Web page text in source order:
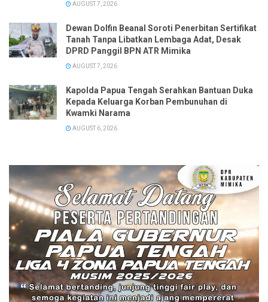
AUGUST 7, 2026
Dewan Dolfin Beanal Soroti Penerbitan Sertifikat
Tanah Tanpa Libatkan Lembaga Adat, Desak
DPRD Panggil BPN ATR Mimika
AUGUST 7, 2026
Kapolda Papua Tengah Serahkan Bantuan Duka
Kepada Keluarga Korban Pembunuhan di
Kwamki Narama
AUGUST 6, 2026